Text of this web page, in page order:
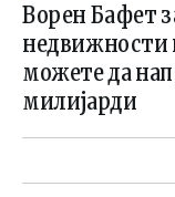
Ворен Бафет
недвижности
можете да
милијарди